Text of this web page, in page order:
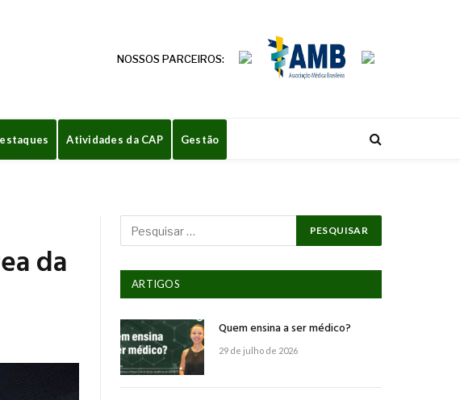
NOSSOS PARCEIROS:
Atividades da CAP Gestão
da ARTIGOS
Quem ensina a ser médico?
29 de julho de 2026